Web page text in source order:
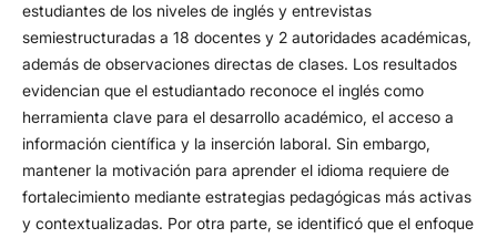
estudiantes de los niveles de inglés y entrevistas
semiestructuradas a 18 docentes y 2 autoridades académicas,
además de observaciones directas de clases. Los resultados
evidencian que el estudiantado reconoce el inglés como
herramienta clave para el desarrollo académico, el acceso a
información científica y la inserción laboral. Sin embargo,
mantener la motivación para aprender el idioma requiere de
fortalecimiento mediante estrategias pedagógicas más activas
y contextualizadas. Por otra parte, se identificó que el enfoque